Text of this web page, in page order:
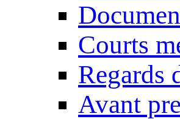
Courts
Regards
Avant